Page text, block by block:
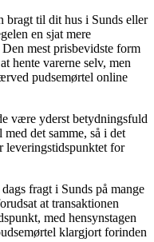
bragt til dit hus i Sunds eller
en sjat mere
mest prisbevidste form
hente varerne selv, men
pudsemørtel online
være yderst betydningsfuld
det samme, så i det
leveringstidspunktet for
fragt i Sunds på mange
at transaktionen
med hensynstagen
klargjort forinden